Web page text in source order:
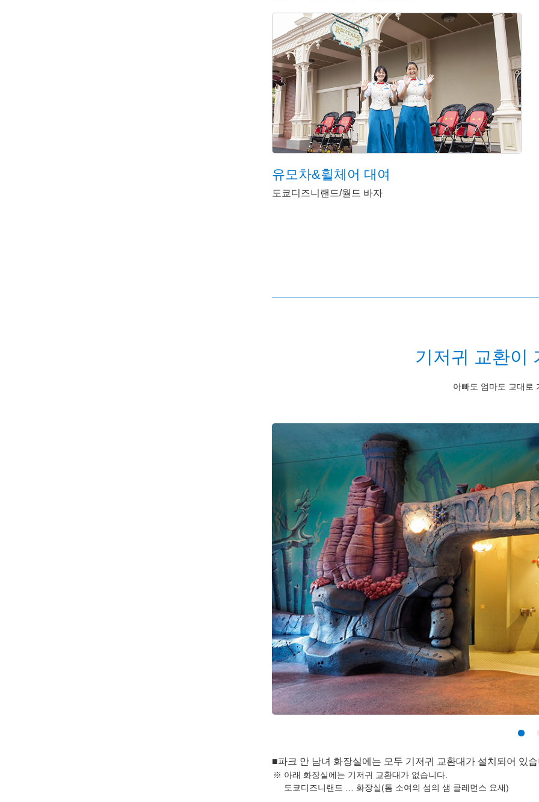
유모차&휠체어 대여
도쿄디즈니랜드/월드 바자
기저귀 교환이
아빠도 엄마도 교대로
■파크 안 남녀 화장실에는 모두 기저귀 교환대가 설치되어 있
아래 화장실에는 기저귀 교환대가 없습니다.
도쿄디즈니랜드 … 화장실(톰 소여의 섬의 샘 클레먼스 요새)